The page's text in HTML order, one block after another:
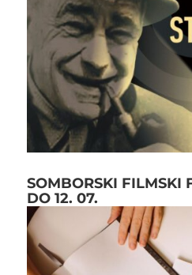
SOMBORSKI FILMSKI
DO 12. 07.